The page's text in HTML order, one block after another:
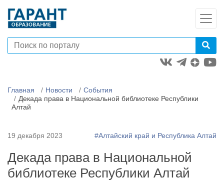
Главная Новости
События
Декада права в Национальной библиотеке Республики
Алтай
19 декабря 2023 #Алтайский край и Республика Алтай
Декада права в Национальной
библиотеке Республики Алтай